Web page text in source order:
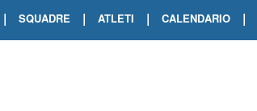
| SQUADRE | ATLETI | CALENDARIO |